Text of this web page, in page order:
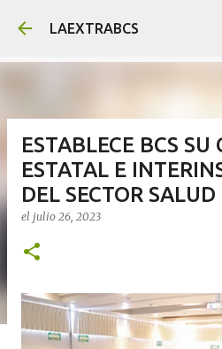
Ir al contenido
LAEXTRABCS
ESTABLECE BCS
ESTATAL E
DEL SECTOR SALUD
el julio 26, 2023